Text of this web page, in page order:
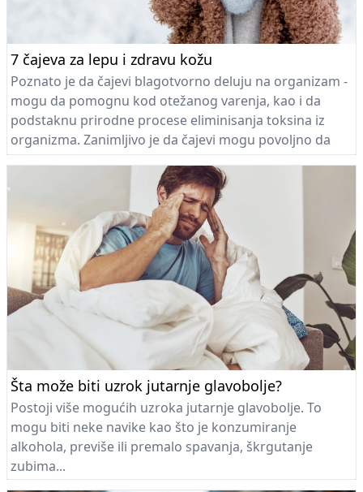
7 čajeva za lepu i zdravu kožu
Poznato je da čajevi blagotvorno deluju na organizam -
mogu da pomognu kod otežanog varenja, kao i da
podstaknu prirodne procese eliminisanja toksina iz
organizma. Zanimljivo je da čajevi mogu povoljno da
utiču i na izgled kože - možete ih piti, ali i nanositi
direktno na kožu kad se prohlade...
Šta može biti uzrok jutarnje glavobolje?
Postoji više mogućih uzroka jutarnje glavobolje. To
mogu biti neke navike kao što je konzumiranje
alkohola, previše ili premalo spavanja, škrgutanje
zubima...